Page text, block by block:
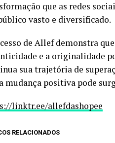
que as redes
vasto e diversificado.
de Allef demonstra
e a originalidade
sua trajetória de
mudança positiva pode
linktr.ee/allefdashopee
RELACIONADOS